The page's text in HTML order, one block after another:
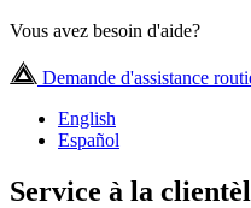
Vous avez besoin d'aide?
Demande d'assistance
English
Español
Service à la